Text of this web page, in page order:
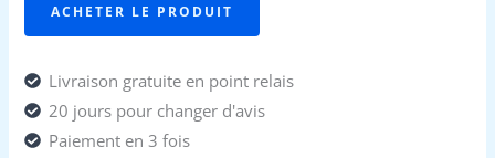
ACHETER LE PRODUIT
Livraison gratuite en point relais
20 jours pour changer d'avis
Paiement en 3 fois